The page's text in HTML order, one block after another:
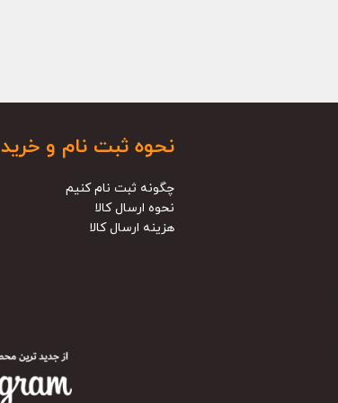
نحوه ثبت نام و خرید
چگونه ثبت نام کنیم
نحوه ارسال کالا
هزینه ارسال کالا